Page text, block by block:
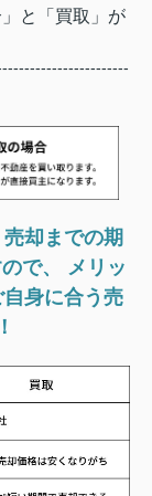
と「買取」が
却までの期
で、 メリッ
自身に合う売